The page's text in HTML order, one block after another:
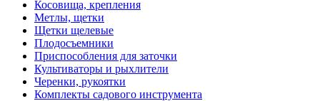
Косовища, крепления
Метлы, щетки
Щетки щелевые
Плодосъемники
Приспособления для заточки
Культиваторы и рыхлители
Черенки, рукоятки
Комплекты садового инструмента